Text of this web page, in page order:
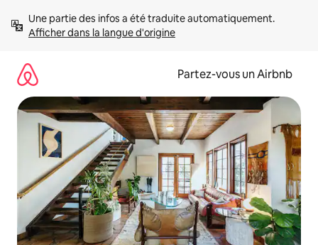
directement
Afficher dans la langue d'origine
Partez-vous un Airbnb